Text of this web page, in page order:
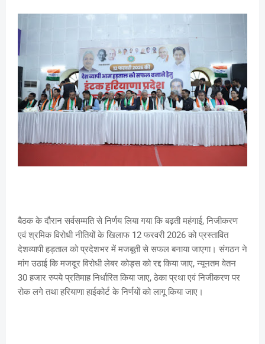
बैठक के दौरान सर्वसम्मति से निर्णय लिया गया कि बढ़ती महंगाई, निजीकरण
एवं श्रमिक विरोधी नीतियों के खिलाफ 12 फरवरी 2026 को प्रस्तावित
देशव्यापी हड़ताल को प्रदेशभर में मजबूती से सफल बनाया जाएगा। संगठन ने
मांग उठाई कि मजदूर विरोधी लेबर कोड्स को रद्द किया जाए, न्यूनतम वेतन
30 हजार रुपये प्रतिमाह निर्धारित किया जाए, ठेका प्रथा एवं निजीकरण पर
रोक लगे तथा हरियाणा हाईकोर्ट के निर्णयों को लागू किया जाए।